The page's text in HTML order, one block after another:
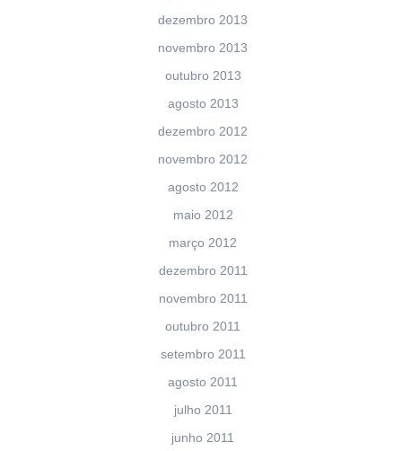
dezembro 2013
novembro 2013
outubro 2013
agosto 2013
dezembro 2012
novembro 2012
agosto 2012
maio 2012
março 2012
dezembro 2011
novembro 2011
outubro 2011
setembro 2011
agosto 2011
julho 2011
junho 2011